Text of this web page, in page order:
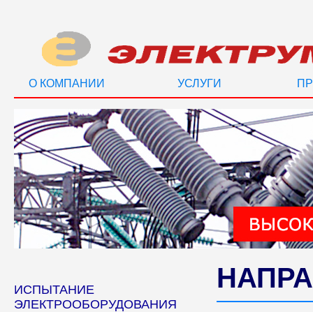
О КОМПАНИИ УСЛУГИ
ИСПЫТАНИЕ
ЭЛЕКТРООБОРУДОВАНИЯ